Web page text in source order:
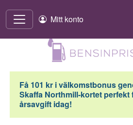
Mitt konto
Få 101 kr i välkomstbonus
Skaffa Northmill-kortet perfekt
årsavgift idag!